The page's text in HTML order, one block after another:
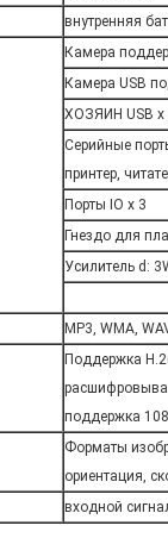
внутренняя
Камера
Камера USB
ХОЗЯИН USB x
Серийные
принтер,
Порты IO x 3
Гнездо для
Усилитель d:
MP3, WMA,
Поддержка
поддержка
Форматы
ориентация,
входной